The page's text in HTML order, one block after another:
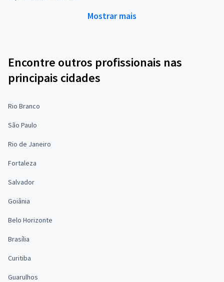
Mostrar mais
Encontre outros profissionais nas
principais cidades
Rio Branco
São Paulo
Rio de Janeiro
Fortaleza
Salvador
Goiânia
Belo Horizonte
Brasília
Curitiba
Guarulhos